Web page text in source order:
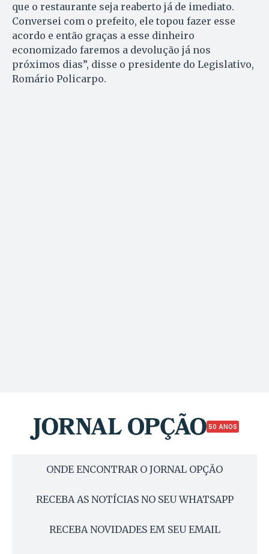
que o restaurante seja reaberto já de imediato.
Conversei com o prefeito, ele topou fazer esse
acordo e então graças a esse dinheiro
economizado faremos a devolução já nos
próximos dias”, disse o presidente do Legislativo,
Romário Policarpo.
50 ANOS
ONDE ENCONTRAR O JORNAL OPÇÃO
RECEBA AS NOTÍCIAS NO SEU WHATSAPP
RECEBA NOVIDADES EM SEU EMAIL